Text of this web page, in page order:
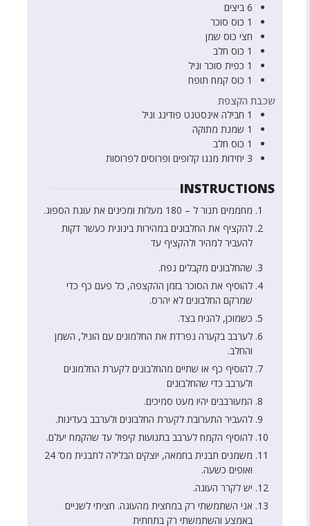
6 ביצים
1 כוס סוכר
חצי כוס שמן
1 כוס חלב
1 כפית סוכר וניל
1 כוס קמח תופח
שכבת הקצפת
1 חבילה אינסטנט פודינג וניל
1 שמנת מתוקה
1 כוס חלב
3 יחידות מנגו קלופים ופרוסים לפרוסות
INSTRUCTIONS
מחממים תנור ל – 180 מעלות ומכינים את עוגת הספוג.
להקציף את החלבונים במהירות בינונית כעשר דקות
להעביר למהיר ולהקציף עד
שהחלבונים מקבלים נפח.
להוסיף את הסוכר בזמן ההקצפה, כל פעם כף כדי
שמרקם החלבונים לא יהרס.
כשמוכן, להניח בצד.
לערבב בקערה נפרדת את החלמונים עם הוניל, השמן
והחלב.
להוסיף כף או שתיים מהחלבונים לקערת החלמונים
ולערבב כדי שהחלבונים
המעורבבים יהיו מעט סמיכים.
להעביר התערובת לקערת החלבונים ולערבב בעדינות.
להוסיף הקמח לערבב בתנועות קיפול עד שהקמח יעלם.
משמנים תבנית בחמאה, יוצקים הבלילה לתבנית מס’ 24
ואופים כשעה.
יש לקרר העוגה.
אני השתמשתי רק במחצית מהעוגה. חציתי לשניים
באמצע והשתמשתי רק בתחתית